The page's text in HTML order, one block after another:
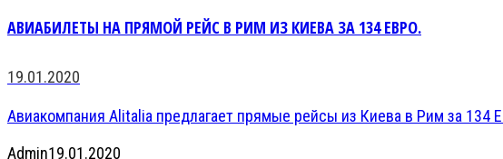
АВИАБИЛЕТЫ НА ПРЯМОЙ РЕЙС В РИМ ИЗ КИЕВА ЗА 134 ЕВРО.
19.01.2020
Авиакомпания Alitalia предлагает прямые рейсы из Киева в Рим за 134
Admin19.01.2020